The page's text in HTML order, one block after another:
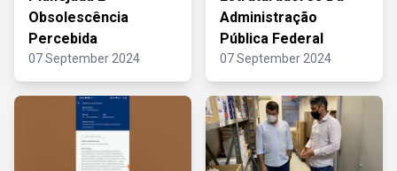
Obsolescência
Percebida
07 September 2024
Administração
Pública Federal
07 September 2024